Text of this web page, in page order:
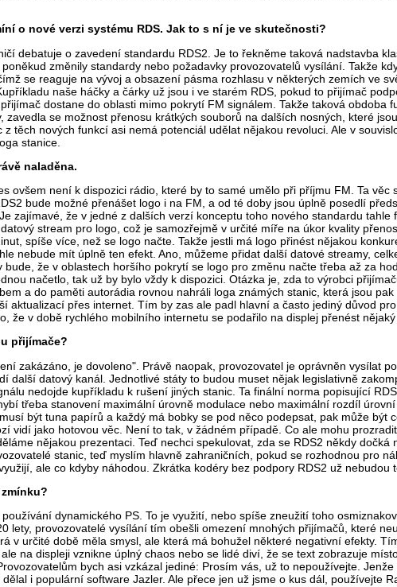
o nové verzi systému RDS. Jak to s ní je ve skutečnosti?
debatuje o zavedení standardu RDS2. Je to řekněme taková nadstavba
změnily standardy nebo požadavky provozovatelů vysílání. Takže
se reaguje na vývoj a obsazení pásma rozhlasu v některých zemích ve
naše háčky a čárky už jsou i ve starém RDS, pokud to přijímač
dostane do oblasti mimo pokrytí FM signálem. Takže taková obdoba
se možnost přenosu krátkých souborů na dalších nosných, které
těch nových funkcí asi nemá potenciál udělat nějakou revoluci. Ale v
stanice.
naladěna.
ovšem není k dispozici rádio, které by to samé umělo při příjmu FM. Ta věc
bude možné přenášet logo i na FM, a od té doby jsou úplně posedlí
zajímavé, že v jedné z dalších verzí konceptu toho nového standardu tahle
stream pro logo, což je samozřejmě v určité míře na úkor kvality
spíše více, než se logo načte. Takže jestli má logo přinést nějakou
nebude mít úplně ten efekt. Ano, můžeme přidat další datové streamy,
že v oblastech horšího pokrytí se logo pro změnu načte třeba až za
načetlo, tak už by bylo vždy k dispozici. Otázka je, zda to výrobci
a do paměti autorádia rovnou nahráli loga známých stanic, která jsou
přes internet. Tím by zas ale padl hlavní a často jediný důvod
že v době rychlého mobilního internetu se podařilo na displej přenést nějaký
přijímače?
zakázáno, je dovoleno". Právě naopak, provozovatel je oprávněn vysílat
další datový kanál. Jednotlivé státy to budou muset nějak legislativně
nedojde kupříkladu k rušení jiných stanic. Ta finální norma popisující
třeba stanovení maximální úrovně modulace nebo maximální rozdíl
být tuna papírů a každý má bobky se pod něco podepsat, pak může být
vidí jako hotovou věc. Není to tak, v žádném případě. Co ale mohu
nějakou prezentaci. Teď nechci spekulovat, zda se RDS2 někdy dočká
stanic, teď myslím hlavně zahraničních, pokud se rozhodnou pro
ale co kdyby náhodou. Zkrátka kodéry bez podpory RDS2 už nebudou
dynamického PS. To je využití, nebo spíše zneužití toho
lety, provozovatelé vysílání tím obešli omezení mnohých přijímačů, které
v určité době měla smysl, ale která má bohužel některé negativní efekty.
na displeji vznikne úplný chaos nebo se lidé diví, že se text zobrazuje
bych asi vzkázal jediné: Prosím vás, už to nepoužívejte.
i populární software Jazler. Ale přece jen už jsme o kus dál, používejte